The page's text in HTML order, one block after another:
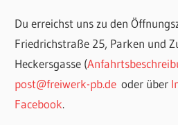
Du erreichst uns zu den
Friedrichstraße 25, Parken und
Heckersgasse (
post@freiwerk-pb.de oder über
Facebook.